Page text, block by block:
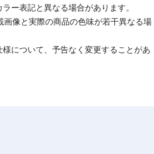
ー表記と異なる場合があります。
像と実際の商品の色味が若干異なる場
について、予告なく変更することがあ